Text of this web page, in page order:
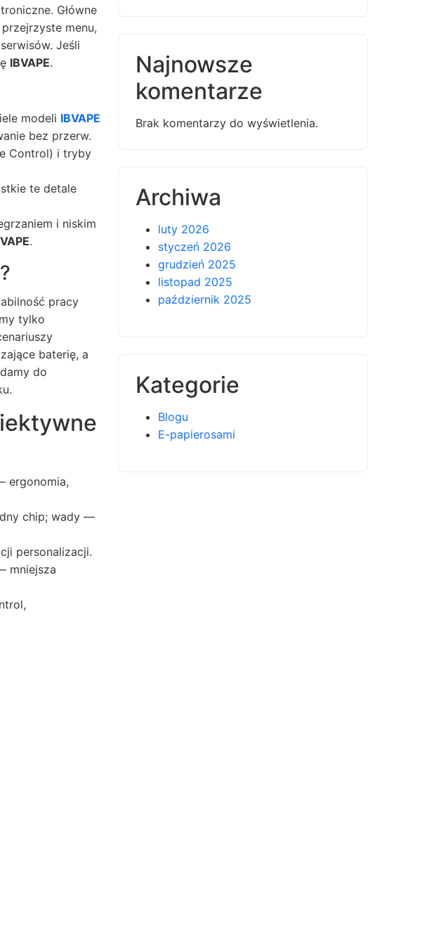
Główne
menu,
Jeśli
IBVAPE.
modeli IBVAPE
bez przerw.
Control) i tryby
te detale
i niskim
.
pracy
tylko
baterię, a
do
ergonomia,
chip; wady —
personalizacji.
mniejsza
Najnowsze
komentarze
Brak komentarzy do wyświetlenia.
Archiwa
luty 2026
styczeń 2026
grudzień 2025
listopad 2025
październik 2025
Kategorie
Blogu
E-papierosami